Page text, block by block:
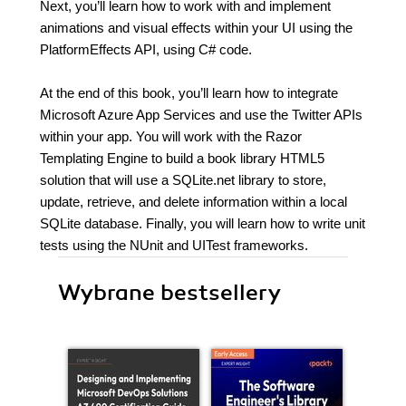
Next, you’ll learn how to work with and implement
animations and visual effects within your UI using the
PlatformEffects API, using C# code.
At the end of this book, you’ll learn how to integrate
Microsoft Azure App Services and use the Twitter APIs
within your app. You will work with the Razor
Templating Engine to build a book library HTML5
solution that will use a SQLite.net library to store,
update, retrieve, and delete information within a local
SQLite database. Finally, you will learn how to write unit
tests using the NUnit and UITest frameworks.
Wybrane bestsellery